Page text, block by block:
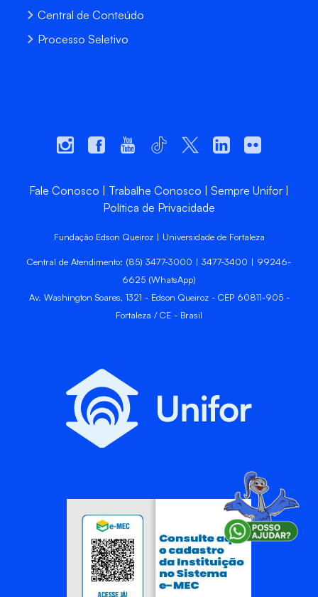
Central de Conteúdo
Processo Seletivo
Fale Conosco Trabalhe Conosco
Sempre Unifor
Política de Privacidade
Fundação Edson Queiroz | Universidade de Fortaleza
Central de Atendimento: (85) 3477-3000 | 3477-3400 | 99246-
6625 (WhatsApp)
Av. Washington Soares, 1321 - Edson Queiroz - CEP 60811-905 -
Fortaleza / CE - Brasil